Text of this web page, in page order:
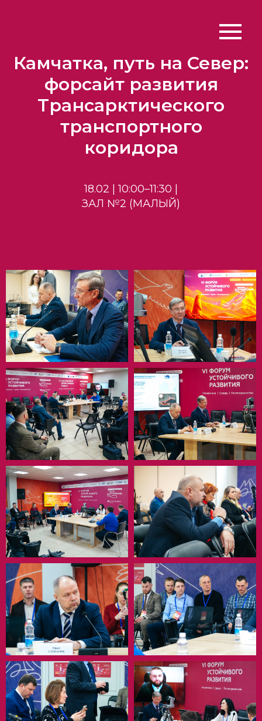
Камчатка, путь на Север:
форсайт развития
Трансарктического
транспортного
коридора
18.02 | 10:00–11:30 |
ЗАЛ №2 (МАЛЫЙ)